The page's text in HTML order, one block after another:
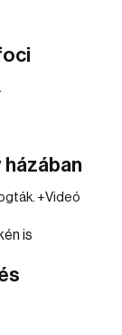
házában
+Videó